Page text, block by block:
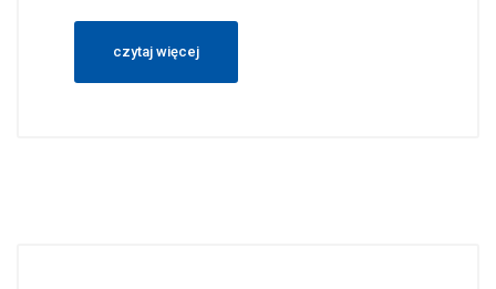
czytaj więcej